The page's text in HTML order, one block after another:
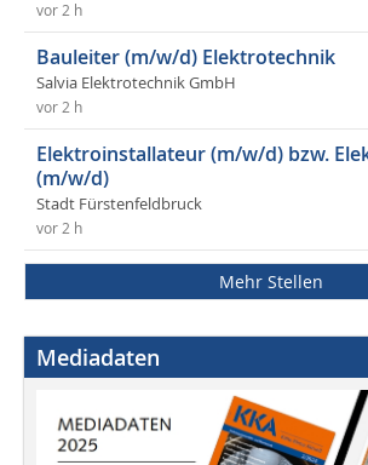
vor 2 h
Bauleiter (m/w/d) Elektrotechnik
Salvia Elektrotechnik GmbH
vor 2 h
Elektroinstallateur (m/w/d) bzw.
(m/w/d)
Stadt Fürstenfeldbruck
vor 2 h
Mehr Stellen
Mediadaten